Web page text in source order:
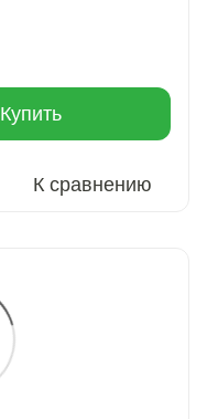
Купить
К сравнению